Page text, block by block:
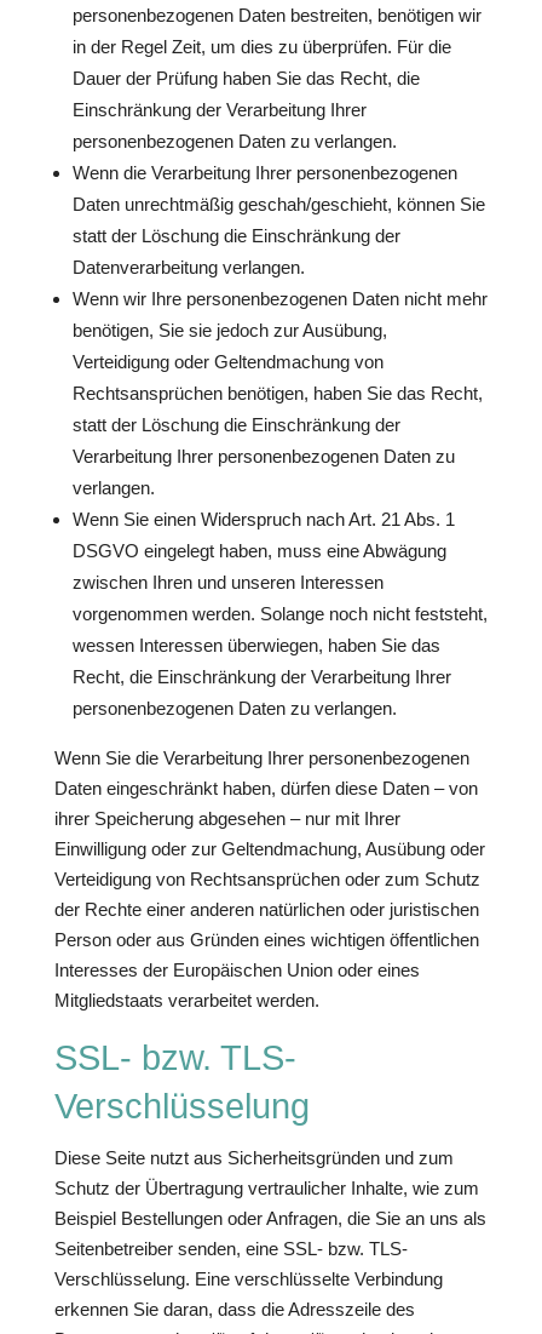
personenbezogenen Daten bestreiten, benötigen wir
in der Regel Zeit, um dies zu überprüfen. Für die
Dauer der Prüfung haben Sie das Recht, die
Einschränkung der Verarbeitung Ihrer
personenbezogenen Daten zu verlangen.
Wenn die Verarbeitung Ihrer personenbezogenen
Daten unrechtmäßig geschah/geschieht, können Sie
statt der Löschung die Einschränkung der
Datenverarbeitung verlangen.
Wenn wir Ihre personenbezogenen Daten nicht mehr
benötigen, Sie sie jedoch zur Ausübung,
Verteidigung oder Geltendmachung von
Rechtsansprüchen benötigen, haben Sie das Recht,
statt der Löschung die Einschränkung der
Verarbeitung Ihrer personenbezogenen Daten zu
verlangen.
Wenn Sie einen Widerspruch nach Art. 21 Abs. 1
DSGVO eingelegt haben, muss eine Abwägung
zwischen Ihren und unseren Interessen
vorgenommen werden. Solange noch nicht feststeht,
wessen Interessen überwiegen, haben Sie das
Recht, die Einschränkung der Verarbeitung Ihrer
personenbezogenen Daten zu verlangen.
Wenn Sie die Verarbeitung Ihrer personenbezogenen
Daten eingeschränkt haben, dürfen diese Daten – von
ihrer Speicherung abgesehen – nur mit Ihrer
Einwilligung oder zur Geltendmachung, Ausübung oder
Verteidigung von Rechtsansprüchen oder zum Schutz
der Rechte einer anderen natürlichen oder juristischen
Person oder aus Gründen eines wichtigen öffentlichen
Interesses der Europäischen Union oder eines
Mitgliedstaats verarbeitet werden.
SSL- bzw. TLS-
Verschlüsselung
Diese Seite nutzt aus Sicherheitsgründen und zum
Schutz der Übertragung vertraulicher Inhalte, wie zum
Beispiel Bestellungen oder Anfragen, die Sie an uns als
Seitenbetreiber senden, eine SSL- bzw. TLS-
Verschlüsselung. Eine verschlüsselte Verbindung
erkennen Sie daran, dass die Adresszeile des